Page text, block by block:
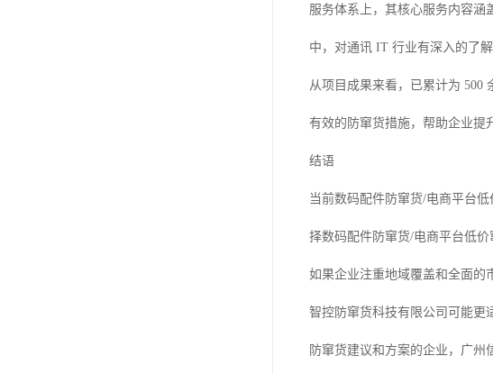
服务体系上，其核心服务内容涵
中，对通讯 IT 行业有深入的了
从项目成果来看，已累计为 500
有效的防窜货措施，帮助企业提
结语
当前数码配件防窜货/电商平台
择数码配件防窜货/电商平台低
如果企业注重地域覆盖和全面的
智控防窜货科技有限公司可能更
防窜货建议和方案的企业，广